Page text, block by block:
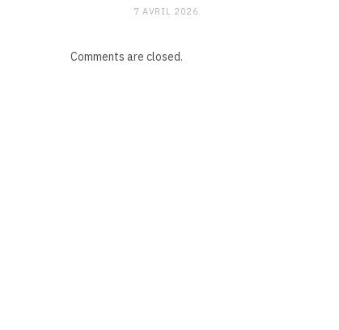
7 AVRIL 2026
Comments are closed.